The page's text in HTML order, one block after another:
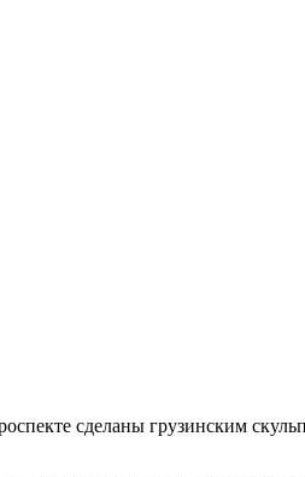
сделаны грузинским